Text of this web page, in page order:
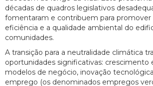
décadas de quadros legislativos
fomentaram e contribuem para promover
eficiência e a qualidade ambiental do
comunidades.
A transição para a neutralidade climática
oportunidades significativas: crescimento
modelos de negócio, inovação
emprego (os denominados empregos